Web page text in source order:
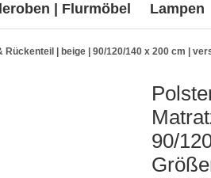
| Flurmöbel Lampen
| beige | 90/120/140 x 200 cm |
90/